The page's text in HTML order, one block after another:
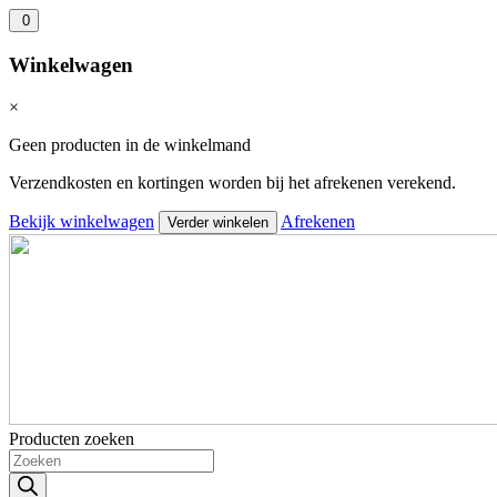
0
Winkelwagen
×
Geen producten in de winkelmand
Verzendkosten en kortingen worden bij het afrekenen verekend.
Bekijk winkelwagen Verder winkelen Afrekenen
Producten zoeken